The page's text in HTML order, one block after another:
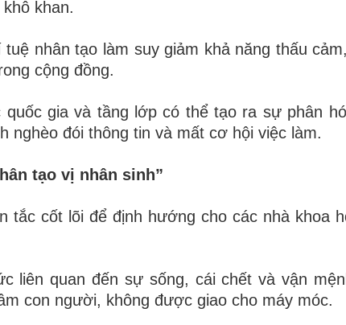
khan.
nhân tạo làm suy giảm khả năng thấu
cộng đồng.
gia và tầng lớp có thể tạo ra sự phân
nghèo đói thông tin và mất cơ hội việc làm.
tạo vị nhân sinh”
tắc cốt lõi để định hướng cho các nhà khoa
liên quan đến sự sống, cái chết và vận
con người, không được giao cho máy móc.